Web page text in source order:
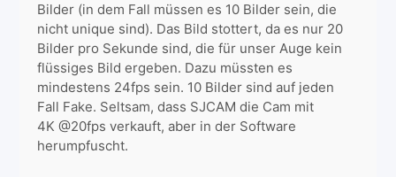
Bilder (in dem Fall müssen es 10 Bilder sein, die
nicht unique sind). Das Bild stottert, da es nur 20
Bilder pro Sekunde sind, die für unser Auge kein
flüssiges Bild ergeben. Dazu müssten es
mindestens 24fps sein. 10 Bilder sind auf jeden
Fall Fake. Seltsam, dass SJCAM die Cam mit
4K @20fps verkauft, aber in der Software
herumpfuscht.